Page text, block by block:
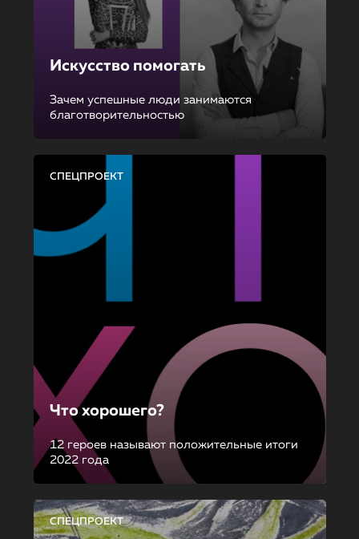
Искусство помогать
Зачем успешные люди занимаются
благотворительностью
СПЕЦПРОЕКТ
Что хорошего?
12 героев называют положительные итоги
2022 года
СПЕЦПРОЕКТ